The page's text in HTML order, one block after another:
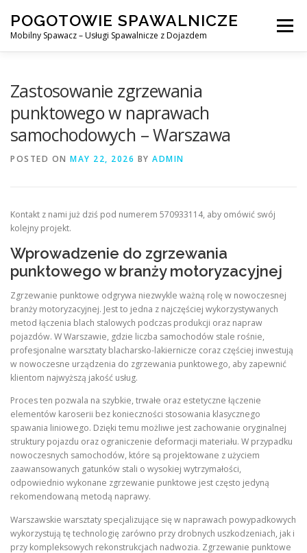
content
POGOTOWIE SPAWALNICZE
Mobilny Spawacz – Usługi Spawalnicze z Dojazdem
Menu
SPAWANIE MIG/MAG (GMAW)
Zastosowanie zgrzewania
punktowego w naprawach
samochodowych – Warszawa
POSTED ON MAY 22, 2026 BY ADMIN
Kontakt z nami już dziś pod numerem 570933114, aby omówić swój
kolejny projekt.
Wprowadzenie do zgrzewania
punktowego w branży motoryzacyjnej
Zgrzewanie punktowe odgrywa niezwykle ważną rolę w nowoczesnej
branży motoryzacyjnej. Jest to jedna z najczęściej wykorzystywanych
metod łączenia blach stalowych podczas produkcji oraz napraw
pojazdów. W Warszawie, gdzie liczba samochodów stale rośnie,
profesjonalne warsztaty blacharsko-lakiernicze coraz częściej inwestują
w nowoczesne urządzenia do zgrzewania punktowego, aby zapewnić
klientom najwyższą jakość usług.
Proces ten pozwala na szybkie, trwałe oraz estetyczne łączenie
elementów karoserii bez konieczności stosowania klasycznego
spawania liniowego. Dzięki temu możliwe jest zachowanie oryginalnej
struktury pojazdu oraz ograniczenie deformacji materiału. W przypadku
nowoczesnych samochodów, które są projektowane z użyciem
zaawansowanych gatunków stali o wysokiej wytrzymałości,
odpowiednio wykonane zgrzewanie punktowe jest często jedyną
rekomendowaną metodą naprawy.
Warszawskie warsztaty specjalizujące się w naprawach powypadkowych
wykorzystują tę technologię zarówno przy drobnych uszkodzeniach, jak i
przy kompleksowych rekonstrukcjach nadwozia. Zgrzewanie punktowe